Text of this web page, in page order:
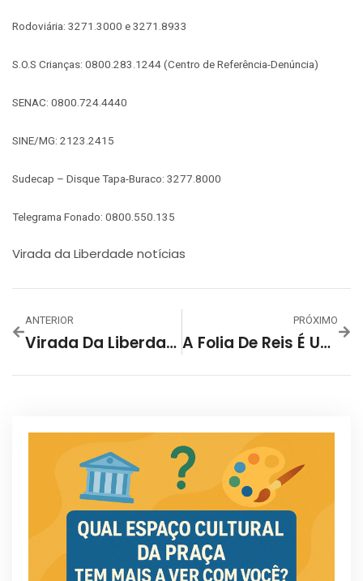
Rodoviária: 3271.3000 e 3271.8933
S.O.S Crianças: 0800.283.1244 (Centro de Referência-Denúncia)
SENAC: 0800.724.4440
SINE/MG: 2123.2415
Sudecap – Disque Tapa-Buraco: 3277.8000
Telegrama Fonado: 0800.550.135
Virada da Liberdade notícias
ANTERIOR
Virada Da Liberdade: BH Vai Iniciar 2025 Com Show De Drones E Lasers
PRÓXIMO
A Folia De Reis É Um Patrimônio Vivo Que Une Fé E Cultura